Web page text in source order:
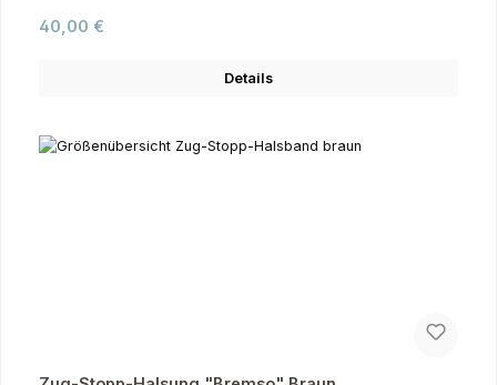
Regulärer Preis:
40,00 €
Details